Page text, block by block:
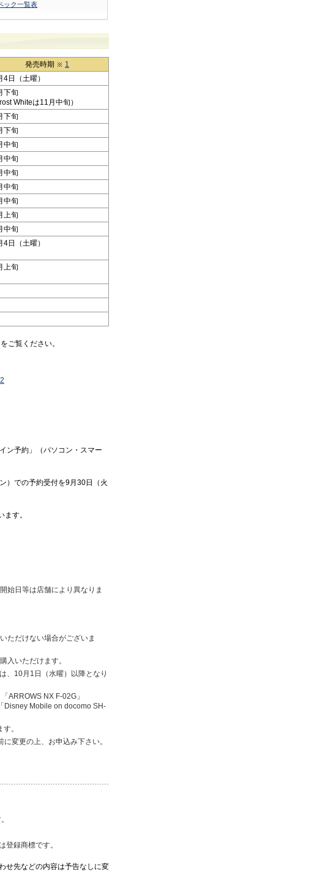
ック一覧表
発売時期
1
4日（土曜）
下旬
Whiteは11月中旬）
下旬
下旬
中旬
中旬
中旬
中旬
中旬
上旬
中旬
4日（土曜）
上旬
ご覧ください。
2
ン予約」（パソコン・スマー
）での予約受付を9月30日（火
す。
始日等は店舗により異なりま
ただけない場合がございま
入いただけます。
、10月1日（水曜）以降となり
ARROWS NX F-02G」
Disney Mobile on docomo SH-
。
変更の上、お申込み下さい。
登録商標です。
せ先などの内容は予告なしに変